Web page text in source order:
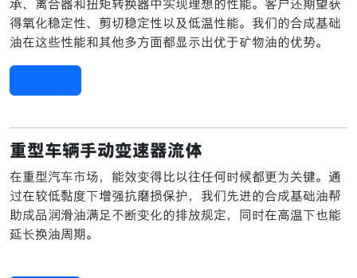
承、离合器和扭矩转换器中实现理想的性能。客户还期望获
得氧化稳定性、剪切稳定性以及低温性能。我们的合成基础
油在这些性能和其他多方面都显示出优于矿物油的优势。
重型车辆手动变速器流体
在重型汽车市场，能效变得比以往任何时候都更为关键。通
过在较低黏度下增强抗磨损保护，我们先进的合成基础油帮
助成品润滑油满足不断变化的排放规定，同时在高温下也能
延长换油周期。